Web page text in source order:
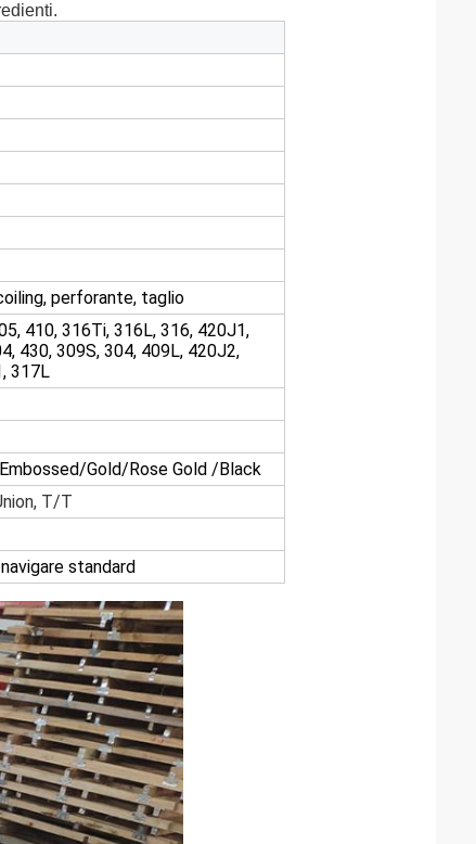
perforante, taglio
410, 316Ti, 316L, 316, 420J1,
430, 309S, 304, 409L, 420J2,
317L
Gold/Rose Gold /Black
T/T
standard